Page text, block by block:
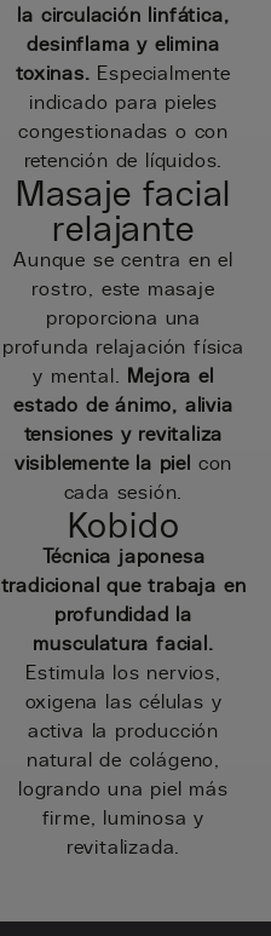
la circulación linfática,
desinflama y elimina
toxinas. Especialmente
indicado para pieles
congestionadas o con
retención de líquidos.
Masaje facial
relajante
Aunque se centra en el
rostro, este masaje
proporciona una
profunda relajación física
y mental. Mejora el
estado de ánimo, alivia
tensiones y revitaliza
visiblemente la piel con
cada sesión.
Kobido
Técnica japonesa
tradicional que trabaja en
profundidad la
musculatura facial.
Estimula los nervios,
oxigena las células y
activa la producción
natural de colágeno,
logrando una piel más
firme, luminosa y
revitalizada.